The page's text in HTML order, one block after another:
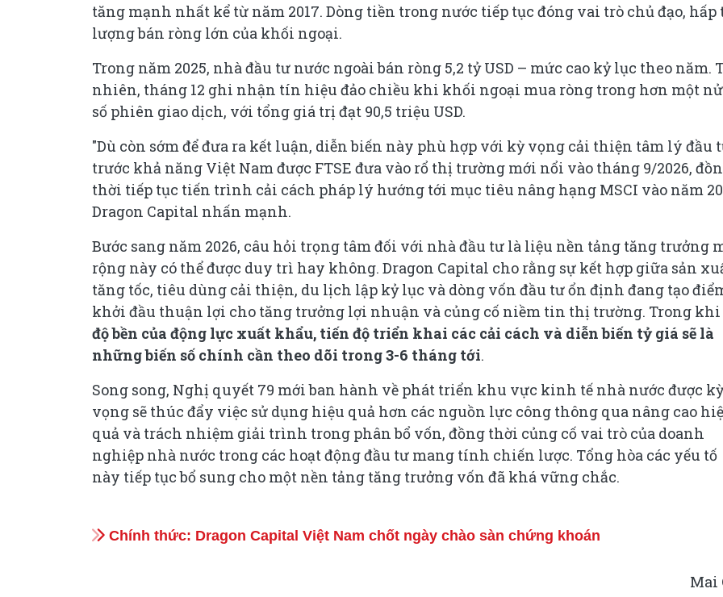
tăng mạnh nhất kể từ năm 2017. Dòng tiền trong nước tiếp tục đóng vai trò chủ đạo, hấp
lượng bán ròng lớn của khối ngoại.
Trong năm 2025, nhà đầu tư nước ngoài bán ròng 5,2 tỷ USD – mức cao kỷ lục theo năm.
nhiên, tháng 12 ghi nhận tín hiệu đảo chiều khi khối ngoại mua ròng trong hơn một
số phiên giao dịch, với tổng giá trị đạt 90,5 triệu USD.
"Dù còn sớm để đưa ra kết luận, diễn biến này phù hợp với kỳ vọng cải thiện tâm lý đầu
trước khả năng Việt Nam được FTSE đưa vào rổ thị trường mới nổi vào tháng 9/2026,
thời tiếp tục tiến trình cải cách pháp lý hướng tới mục tiêu nâng hạng MSCI vào năm
Dragon Capital nhấn mạnh.
Bước sang năm 2026, câu hỏi trọng tâm đối với nhà đầu tư là liệu nền tảng tăng trưởng
rộng này có thể được duy trì hay không. Dragon Capital cho rằng sự kết hợp giữa sản
tăng tốc, tiêu dùng cải thiện, du lịch lập kỷ lục và dòng vốn đầu tư ổn định đang tạo
khởi đầu thuận lợi cho tăng trưởng lợi nhuận và củng cố niềm tin thị trường. Trong khi
độ bền của động lực xuất khẩu, tiến độ triển khai các cải cách và diễn biến tỷ giá sẽ là
những biến số chính cần theo dõi trong 3-6 tháng tới.
Song song, Nghị quyết 79 mới ban hành về phát triển khu vực kinh tế nhà nước được kỳ
vọng sẽ thúc đẩy việc sử dụng hiệu quả hơn các nguồn lực công thông qua nâng cao
quả và trách nhiệm giải trình trong phân bổ vốn, đồng thời củng cố vai trò của doanh
nghiệp nhà nước trong các hoạt động đầu tư mang tính chiến lược. Tổng hòa các yếu tố
này tiếp tục bổ sung cho một nền tảng tăng trưởng vốn đã khá vững chắc.
Chính thức: Dragon Capital Việt Nam chốt ngày chào sàn chứng khoán
Mai